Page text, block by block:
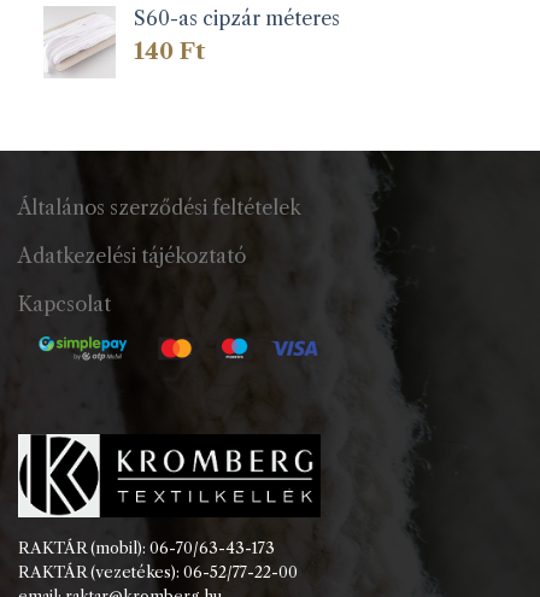
S60-as cipzár méteres
140 Ft
Általános szerződési feltételek
Adatkezelési tájékoztató
Kapcsolat
RAKTÁR (mobil): 06-70/63-43-173
RAKTÁR (vezetékes): 06-52/77-22-00